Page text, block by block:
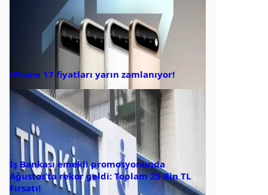
iPhone 17 fiyatları yarın zamlanıyor!
İş Bankası emekli promosyonunda
Ağustos’ta rekor geldi: Toplam 25 Bin TL
Fırsatı!